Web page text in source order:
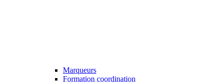
Marqueurs
Formation coordination